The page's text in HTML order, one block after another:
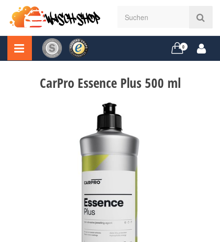
0
CarPro Essence Plus 500 ml